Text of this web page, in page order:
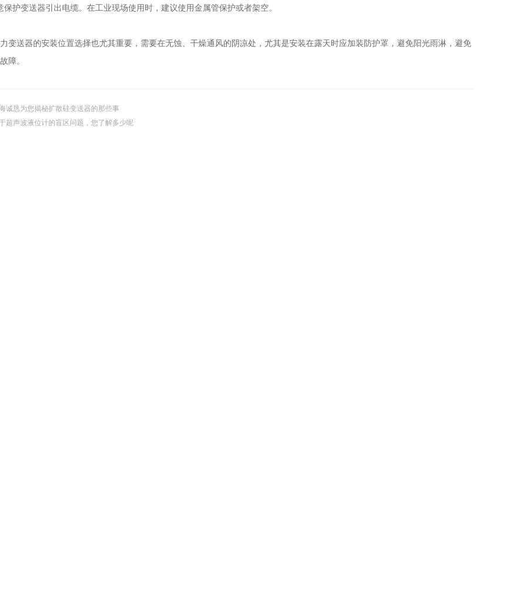
变送器引出电缆。在工业现场使用时，建议使用金属管保护或者架空。
送器的安装位置选择也尤其重要，需要在无蚀、干燥通风的阴凉处，尤其是安装在露天时应加装防护罩，避免阳光雨淋，避免
障。
海诚恳为您揭秘扩散硅变送器的那些事
超声波液位计的盲区问题，您了解多少呢